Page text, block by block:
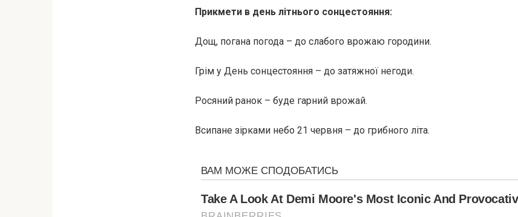
Прикмети в день літнього сонцестояння:
Дощ, погана погода – до слабого врожаю городини.
Грім у День сонцестояння – до затяжної негоди.
Росяний ранок – буде гарний врожай.
Всипане зірками небо 21 червня – до грибного літа.